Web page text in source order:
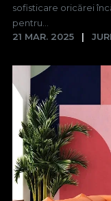
sofisticare oricărei
pentru...
21 MAR. 2025